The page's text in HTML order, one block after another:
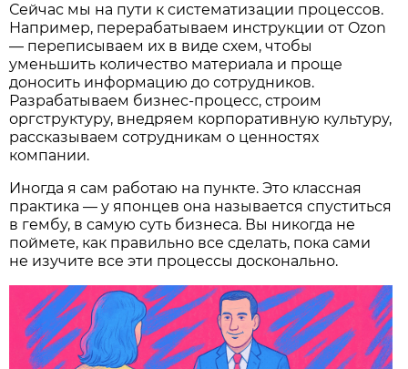
Сейчас мы на пути к систематизации процессов.
Например, перерабатываем инструкции от Ozon
— переписываем их в виде схем, чтобы
уменьшить количество материала и проще
доносить информацию до сотрудников.
Разрабатываем бизнес-процесс, строим
оргструктуру, внедряем корпоративную культуру,
рассказываем сотрудникам о ценностях
компании.
Иногда я сам работаю на пункте. Это классная
практика — у японцев она называется спуститься
в гембу, в самую суть бизнеса. Вы никогда не
поймете, как правильно все сделать, пока сами
не изучите все эти процессы досконально.